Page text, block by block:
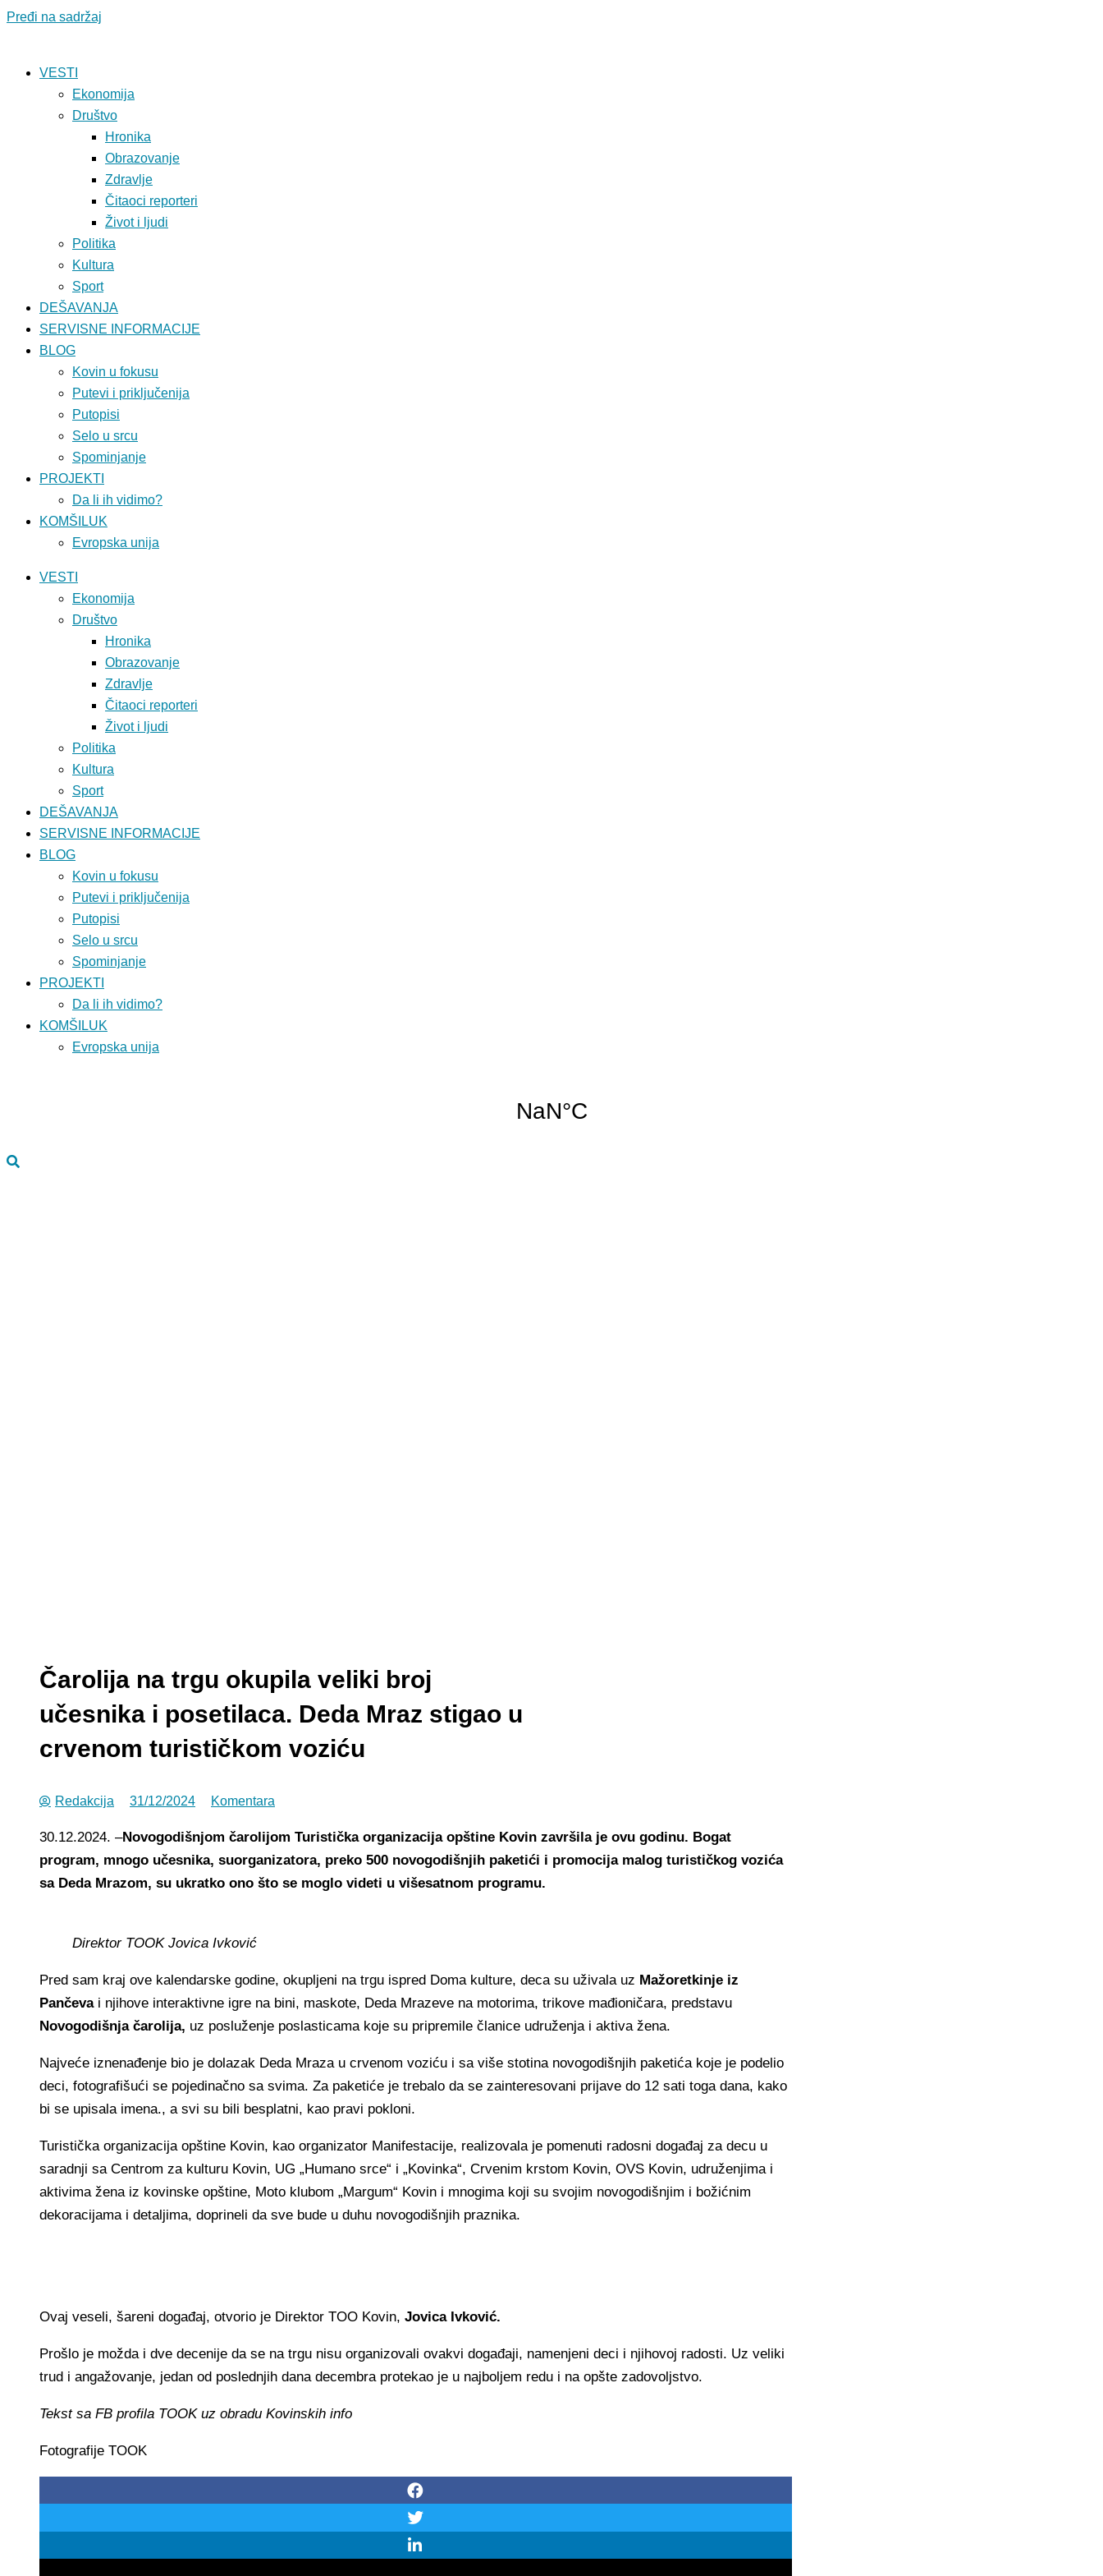
Pređi na sadržaj
VESTI
Ekonomija
Društvo
Hronika
Obrazovanje
Zdravlje
Čitaoci reporteri
Život i ljudi
Politika
Kultura
Sport
DEŠAVANJA
SERVISNE INFORMACIJE
BLOG
Kovin u fokusu
Putevi i priključenija
Putopisi
Selo u srcu
Spominjanje
PROJEKTI
Da li ih vidimo?
KOMŠILUK
Evropska unija
VESTI
Ekonomija
Društvo
Hronika
Obrazovanje
Zdravlje
Čitaoci reporteri
Život i ljudi
Politika
Kultura
Sport
DEŠAVANJA
SERVISNE INFORMACIJE
BLOG
Kovin u fokusu
Putevi i priključenija
Putopisi
Selo u srcu
Spominjanje
PROJEKTI
Da li ih vidimo?
KOMŠILUK
Evropska unija
Čarolija na trgu okupila veliki broj
učesnika i posetilaca. Deda Mraz stigao u
crvenom turističkom voziću
Redakcija 31/12/2024 Komentara
30.12.2024. –Novogodišnjom čarolijom Turistička organizacija opštine Kovin završila je ovu godinu. Bogat
program, mnogo učesnika, suorganizatora, preko 500 novogodišnjih paketići i promocija malog turističkog vozića
sa Deda Mrazom, su ukratko ono što se moglo videti u višesatnom programu.
Direktor TOOK Jovica Ivković
Pred sam kraj ove kalendarske godine, okupljeni na trgu ispred Doma kulture, deca su uživala uz Mažoretkinje iz
Pančevai njihove interaktivne igre na bini, maskote, Deda Mrazeve na motorima, trikove mađioničara, predstavu
Novogodišnja čarolija, uz posluženje poslasticama koje su pripremile članice udruženja i aktiva žena.
Najveće iznenađenje bio je dolazak Deda Mraza u crvenom voziću i sa više stotina novogodišnjih paketića koje je podelio
deci, fotografišući se pojedinačno sa svima. Za paketiće je trebalo da se zainteresovani prijave do 12 sati toga dana, kako
bi se upisala imena., a svi su bili besplatni, kao pravi pokloni.
Turistička organizacija opštine Kovin, kao organizator Manifestacije, realizovala je pomenuti radosni događaj za decu u
saradnji sa Centrom za kulturu Kovin, UG „Humano srce“ i „Kovinka“, Crvenim krstom Kovin, OVS Kovin, udruženjima i
aktivima žena iz kovinske opštine, Moto klubom „Margum“ Kovin i mnogima koji su svojim novogodišnjim i božićnim
dekoracijama i detaljima, doprineli da sve bude u duhu novogodišnjih praznika.
Ovaj veseli, šareni događaj, otvorio je Direktor TOO Kovin, Jovica Ivković.
Prošlo je možda i dve decenije da se na trgu nisu organizovali ovakvi događaji, namenjeni deci i njihovoj radosti. Uz veliki
trud i angažovanje, jedan od poslednjih dana decembra protekao je u najboljem redu i na opšte zadovoljstvo.
Tekst sa FB profila TOOK uz obradu Kovinskih info
Fotografije TOOK